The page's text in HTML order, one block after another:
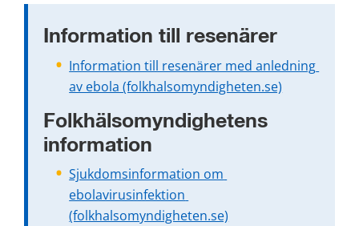
Information till resenärer
Information till resenärer med anledning
av ebola (folkhalsomyndigheten.se)
Folkhälsomyndighetens
information
Sjukdomsinformation om
ebolavirusinfektion
(folkhalsomyndigheten.se)